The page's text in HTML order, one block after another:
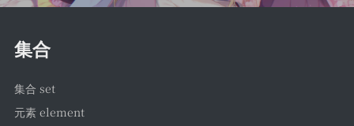
集合
集合 set
元素 element